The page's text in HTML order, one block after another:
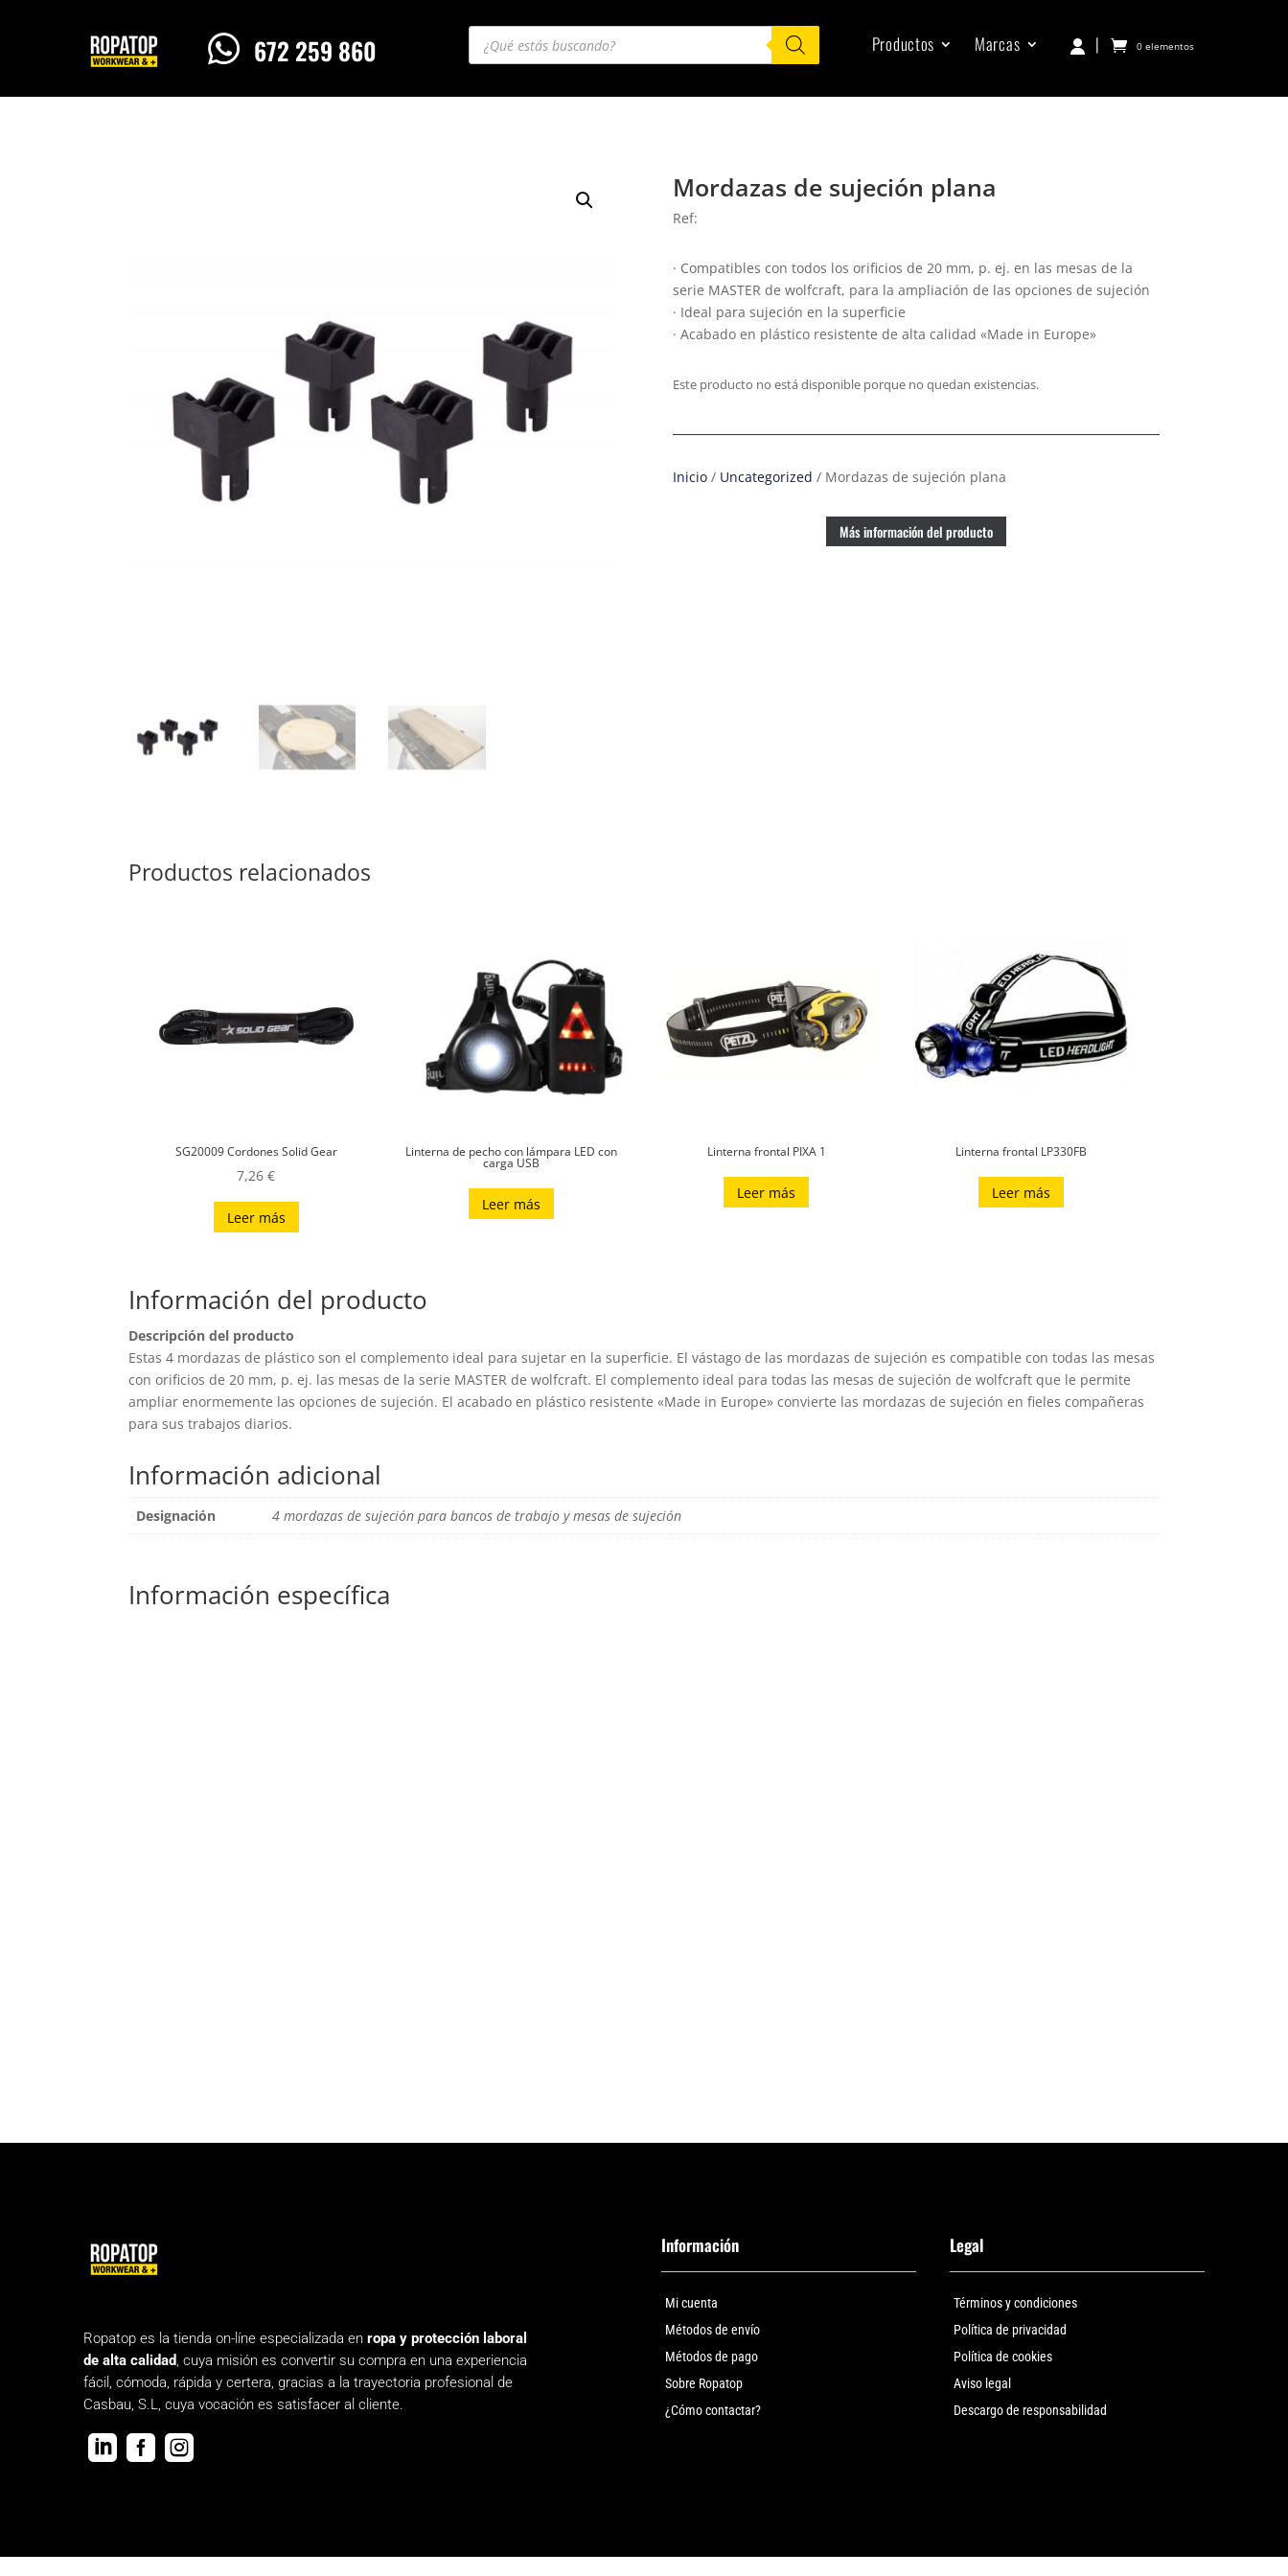
 672 259 860
Búsqueda
productos
Productos Marcas | 0 elementos
Mordazas de sujeción plana
Ref:
· Compatibles con todos los orificios de 20 mm, p. ej. en las mesas de la
serie MASTER de wolfcraft, para la ampliación de las opciones de sujeción
· Ideal para sujeción en la superficie
· Acabado en plástico resistente de alta calidad «Made in Europe»
Este producto no está disponible porque no quedan existencias.
Inicio/ Uncategorized / Mordazas de sujeción plana
Más información del producto
Productos relacionados
SG20009 Cordones Solid Gear
7,26€
Leer más
Linterna de pecho con lámpara LED con
carga USB
Leer más
Linterna frontal PIXA 1
Leer más
Linterna frontal LP330FB
Leer más
Información del producto
Descripción del producto
Estas 4 mordazas de plástico son el complemento ideal para sujetar en la superficie. El vástago de las mordazas de sujeción es compatible con todas las mesas
con orificios de 20 mm, p. ej. las mesas de la serie MASTER de wolfcraft. El complemento ideal para todas las mesas de sujeción de wolfcraft que le permite
ampliar enormemente las opciones de sujeción. El acabado en plástico resistente «Made in Europe» convierte las mordazas de sujeción en fieles compañeras
para sus trabajos diarios.
Información adicional
Designación 4 mordazas de sujeción para bancos de trabajo y mesas de sujeción
Información específica
Ropatop es la tienda on-líne especializada en ropa y protección laboral
de alta calidad, cuya misión es convertir su compra en una experiencia
fácil, cómoda, rápida y certera, gracias a la trayectoria profesional de
Casbau, S.L, cuya vocación es satisfacer al cliente.
  
Información
Mi cuenta
Métodos de envío
Métodos de pago
Sobre Ropatop
¿Cómo contactar?
Legal
Términos y condiciones
Política de privacidad
Política de cookies
Aviso legal
Descargo de responsabilidad